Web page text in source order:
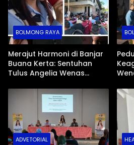
BOLMONG RAYA
Merajut Harmoni di Banjar
Buana Kerta: Sentuhan
Tulus Angelia Wenas
Mopugad
di
ADVETORIAL